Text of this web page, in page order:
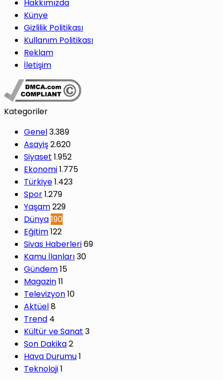
Hakkımızda
Künye
Gizlilik Politikası
Kullanım Politikası
Reklam
İletişim
Kategoriler
Genel3.389
Asayiş2.620
Siyaset 1.952
Ekonomi1.775
Türkiye1.423
Spor1.279
Yaşam229
Dünya190
Eğitim122
Sivas Haberleri69
Kamu İlanları30
Gündem15
Magazin11
Televizyon10
Aktüel8
Trend 4
Kültür ve Sanat 3
Son Dakika2
Hava Durumu1
Teknoloji1